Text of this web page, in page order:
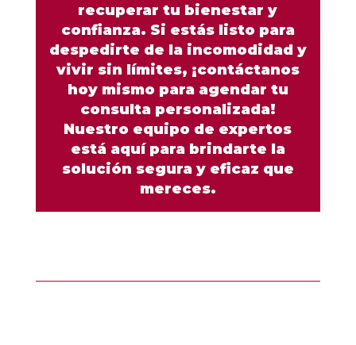
recuperar tu bienestar y
confianza. Si estás listo para
despedirte de la incomodidad y
vivir sin límites, ¡contáctanos
hoy mismo para agendar tu
consulta personalizada!
Nuestro equipo de expertos
está aquí para brindarte la
solución segura y eficaz que
mereces.